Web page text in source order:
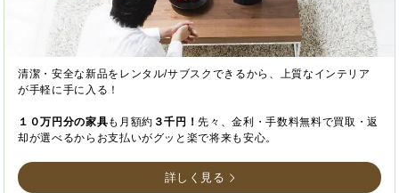
清潔・安全な新品をレンタル/サブスクできるから、上質なインテリア
が手軽に手に入る！
１０万円分の家具も月額約 ３千円！先々、金利・手数料無料で買取・返
却が選べるからお支払いがグッと楽で将来も安心。
詳しく見る